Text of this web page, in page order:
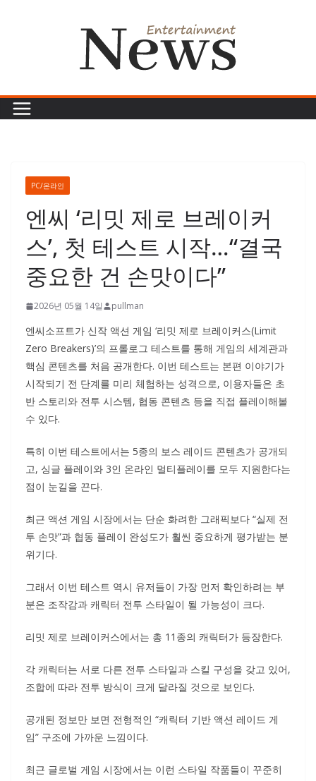
PC/온라인
엔씨 ‘리밋 제로 브레이커
스’, 첫 테스트 시작…“결국
중요한 건 손맛이다”
2026년 05월 14일 pullman
엔씨소프트가 신작 액션 게임 ‘리밋 제로 브레이커스(Limit
Zero Breakers)’의 프롤로그 테스트를 통해 게임의 세계관과
핵심 콘텐츠를 처음 공개한다. 이번 테스트는 본편 이야기가
시작되기 전 단계를 미리 체험하는 성격으로, 이용자들은 초
반 스토리와 전투 시스템, 협동 콘텐츠 등을 직접 플레이해볼
수 있다.
특히 이번 테스트에서는 5종의 보스 레이드 콘텐츠가 공개되
고, 싱글 플레이와 3인 온라인 멀티플레이를 모두 지원한다는
점이 눈길을 끈다.
최근 액션 게임 시장에서는 단순 화려한 그래픽보다 “실제 전
투 손맛”과 협동 플레이 완성도가 훨씬 중요하게 평가받는 분
위기다.
그래서 이번 테스트 역시 유저들이 가장 먼저 확인하려는 부
분은 조작감과 캐릭터 전투 스타일이 될 가능성이 크다.
리밋 제로 브레이커스에서는 총 11종의 캐릭터가 등장한다.
각 캐릭터는 서로 다른 전투 스타일과 스킬 구성을 갖고 있어,
조합에 따라 전투 방식이 크게 달라질 것으로 보인다.
공개된 정보만 보면 전형적인 “캐릭터 기반 액션 레이드 게
임” 구조에 가까운 느낌이다.
최근 글로벌 게임 시장에서는 이런 스타일 작품들이 꾸준히